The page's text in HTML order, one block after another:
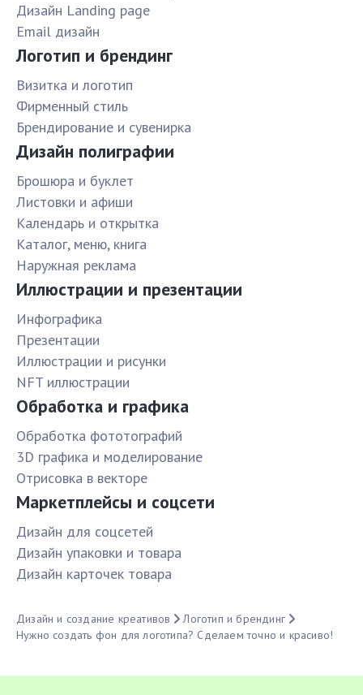
Дизайн Landing page
Email дизайн
Логотип и брендинг
Визитка и логотип
Фирменный стиль
Брендирование и сувенирка
Дизайн полиграфии
Брошюра и буклет
Листовки и афиши
Календарь и открытка
Каталог, меню, книга
Наружная реклама
Иллюстрации и презентации
Инфографика
Презентации
Иллюстрации и рисунки
NFT иллюстрации
Обработка и графика
Обработка фототографий
3D графика и моделирование
Отрисовка в векторе
Маркетплейсы и соцсети
Дизайн для соцсетей
Дизайн упаковки и товара
Дизайн карточек товара
Дизайн и создание креативов
Логотип и брендинг
Нужно создать фон для логотипа? Сделаем точно и красиво!